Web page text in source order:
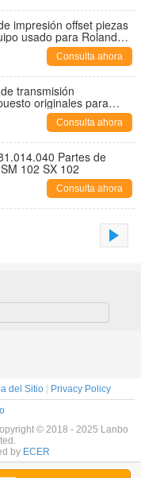
impresión offset piezas
usado para Roland
Consulta ahora
transmisión
originales para
Consulta ahora
Partes de
102 SX 102
Consulta ahora
del Sitio|
Privacy Policy
© 2018 - 2025 Lanbo
by ECER